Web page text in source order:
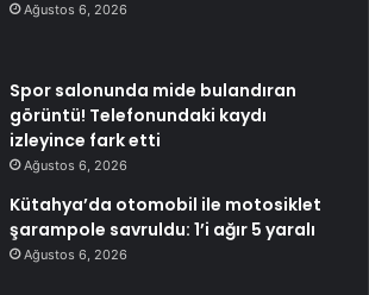
Ağustos 6, 2026
Spor salonunda mide bulandıran
görüntü! Telefonundaki kaydı
izleyince fark etti
Ağustos 6, 2026
Kütahya’da otomobil ile motosiklet
şarampole savruldu: 1’i ağır 5 yaralı
Ağustos 6, 2026